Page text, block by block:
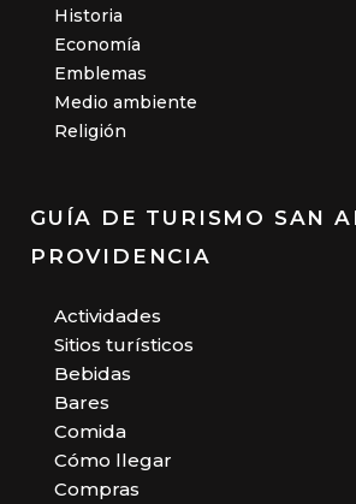
Historia
Economía
Emblemas
Medio ambiente
Religión
GUÍA DE TURISMO SAN
PROVIDENCIA
Actividades
Sitios turísticos
Bebidas
Bares
Comida
Cómo llegar
Compras